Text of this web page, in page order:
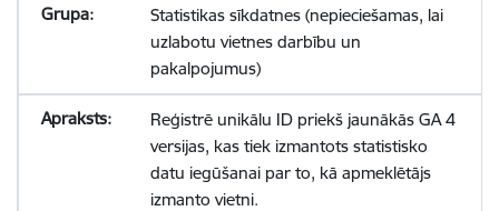
Statistikas sīkdatnes (nepieciešamas, lai
uzlabotu vietnes darbību un
pakalpojumus)
Reģistrē unikālu ID priekš jaunākās GA 4
versijas, kas tiek izmantots statistisko
datu iegūšanai par to, kā apmeklētājs
izmanto vietni.